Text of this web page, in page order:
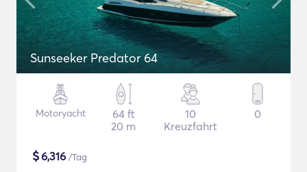
Sunseeker Predator 64
Motoryacht
64 ft
20 m
10
Kreuzfahrt
0
$6,316 /Tag